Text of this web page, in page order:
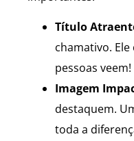
Título
chamativo.
pessoas veem!
Imagem
destaquem.
toda a